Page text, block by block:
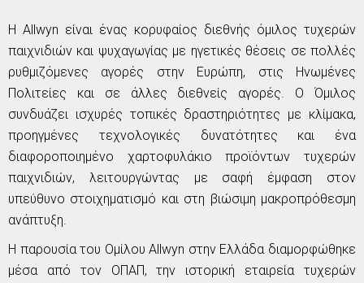
Η Allwyn είναι ένας κορυφαίος διεθνής όμιλος τυχερών
παιχνιδιών και ψυχαγωγίας με ηγετικές θέσεις σε πολλές
ρυθμιζόμενες αγορές στην Ευρώπη, στις Ηνωμένες
Πολιτείες και σε άλλες διεθνείς αγορές. Ο Όμιλος
συνδυάζει ισχυρές τοπικές δραστηριότητες με κλίμακα,
προηγμένες τεχνολογικές δυνατότητες και ένα
διαφοροποιημένο χαρτοφυλάκιο προϊόντων τυχερών
παιχνιδιών, λειτουργώντας με σαφή έμφαση στον
υπεύθυνο στοιχηματισμό και στη βιώσιμη μακροπρόθεσμη
ανάπτυξη.
Η παρουσία του ΟμίλουAllwyn στην Ελλάδα διαμορφώθηκε
μέσα από τον ΟΠΑΠ, την ιστορική εταιρεία τυχερών